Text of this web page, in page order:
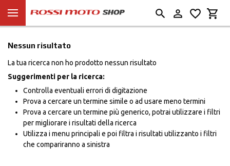
Nessun risultato
La tua ricerca non ho prodotto nessun risultato
Suggerimenti per la ricerca:
Controlla eventuali errori di digitazione
Prova a cercare un termine simile o ad usare meno termini
Prova a cercare un termine più generico, potrai utilizzare i filtri
per migliorare i risultati della ricerca
Utilizza i menu principali e poi filtra i risultati utilizzanto i filtri
che compariranno a sinistra